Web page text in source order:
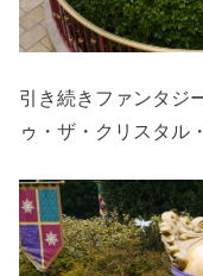
引き続きファンタジ
ゥ・ザ・クリスタル